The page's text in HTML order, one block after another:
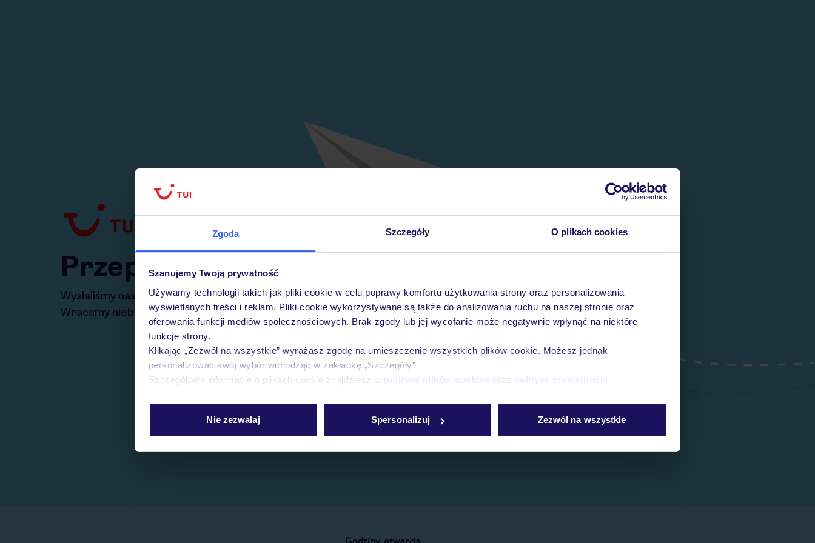
Zgoda Szczegóły O plikach cookies
Szanujemy Twoją prywatność
Używamy technologii takich jak pliki cookie w celu poprawy komfortu użytkowania strony oraz personalizowania
wyświetlanych treści i reklam. Pliki cookie wykorzystywane są także do analizowania ruchu na naszej stronie oraz
oferowania funkcji mediów społecznościowych. Brak zgody lub jej wycofanie może negatywnie wpłynąć na niektóre
funkcje strony.
Klikając „Zezwól na wszystkie” wyrażasz zgodę na umieszczenie wszystkich plików cookie. Możesz jednak
personalizować swój wybór wchodząc w zakładkę „Szczegóły”
Szczegółowe informacje o plikach cookie znajdziesz w polityce plików cookies oraz polityce prywatności
Nie zezwalaj Spersonalizuj Zezwól na wszystkie
Przepraszamy
Wysłaliśmy nasz serwis na krótkie wakacje.
Wracamy niebawem!
Godziny otwarcia